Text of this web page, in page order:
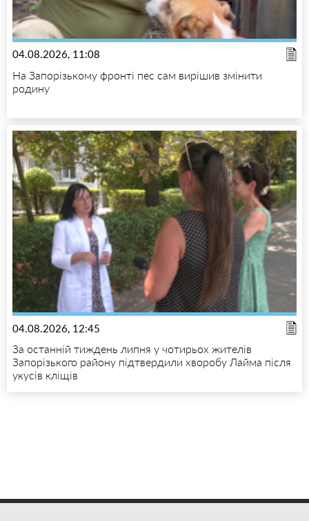
04.08.2026, 11:08
На Запорізькому фронті пес сам вирішив змінити
родину
04.08.2026, 12:45
За останній тиждень липня у чотирьох жителів
Запорізького району підтвердили хворобу Лайма після
укусів кліщів